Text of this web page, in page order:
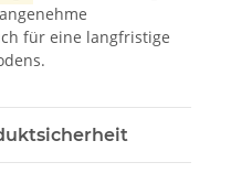
für eine langfristige